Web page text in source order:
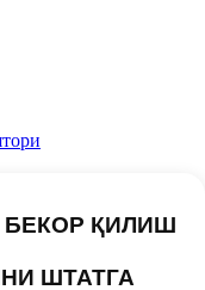
ҚИЛИШ
ШТАТГА